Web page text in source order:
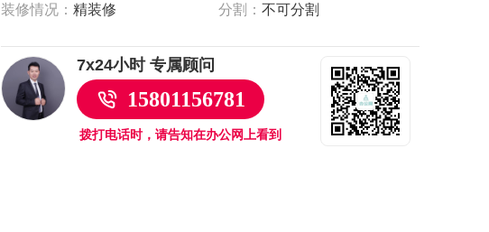
装修情况： 精装修 分割：不可分割
7x24小时 专属顾问
15801156781
拨打电话时，请告知在办公网上看到